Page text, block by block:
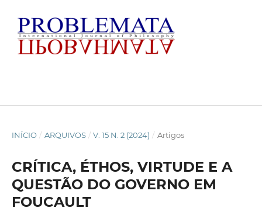
INÍCIO / ARQUIVOS / V. 15 N. 2 (2024) / Artigos
CRÍTICA, ÉTHOS, VIRTUDE E A
QUESTÃO DO GOVERNO EM
FOUCAULT